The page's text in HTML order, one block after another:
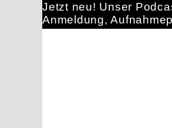
Jetzt neu! Unser
Anmeldung,